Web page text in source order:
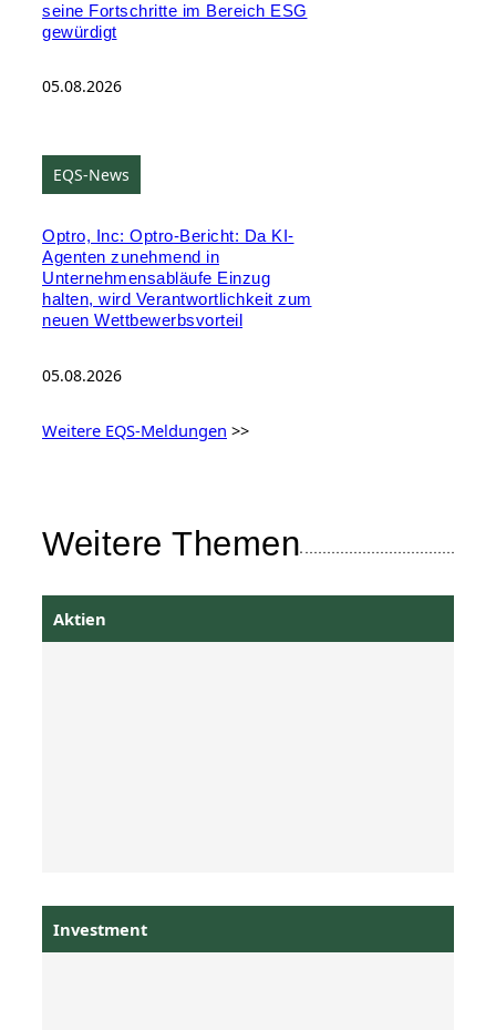
seine Fortschritte im Bereich ESG
gewürdigt
05.08.2026
EQS-News
Optro, Inc: Optro-Bericht: Da KI-
Agenten zunehmend in
Unternehmensabläufe Einzug
halten, wird Verantwortlichkeit zum
neuen Wettbewerbsvorteil
05.08.2026
Weitere EQS-Meldungen >>
Weitere Themen
Aktien
Investment